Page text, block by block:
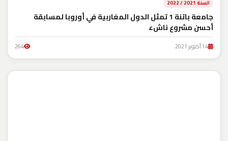
السنة 2021 / 2022
جامعة باتنة 1 تمثل الدول المغاربية في أوروبا لمسابقة
أحسن مشروع ناشء
14 أكتوبر 2021 264